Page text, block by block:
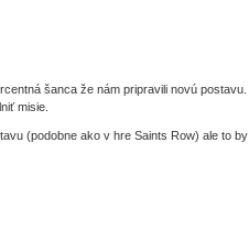
šanca že nám pripravili novú postavu.
misie.
(podobne ako v hre Saints Row) ale to by